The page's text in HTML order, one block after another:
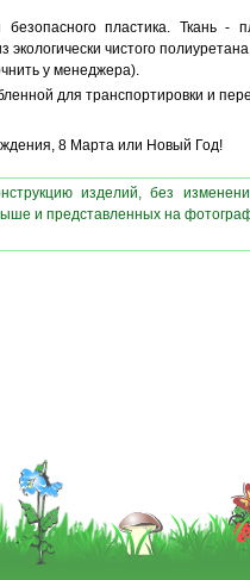
пластика. Ткань -
чистого
у менеджера).
для транспортировки и
8 Марта или Новый Год!
изделий, без
и представленных на